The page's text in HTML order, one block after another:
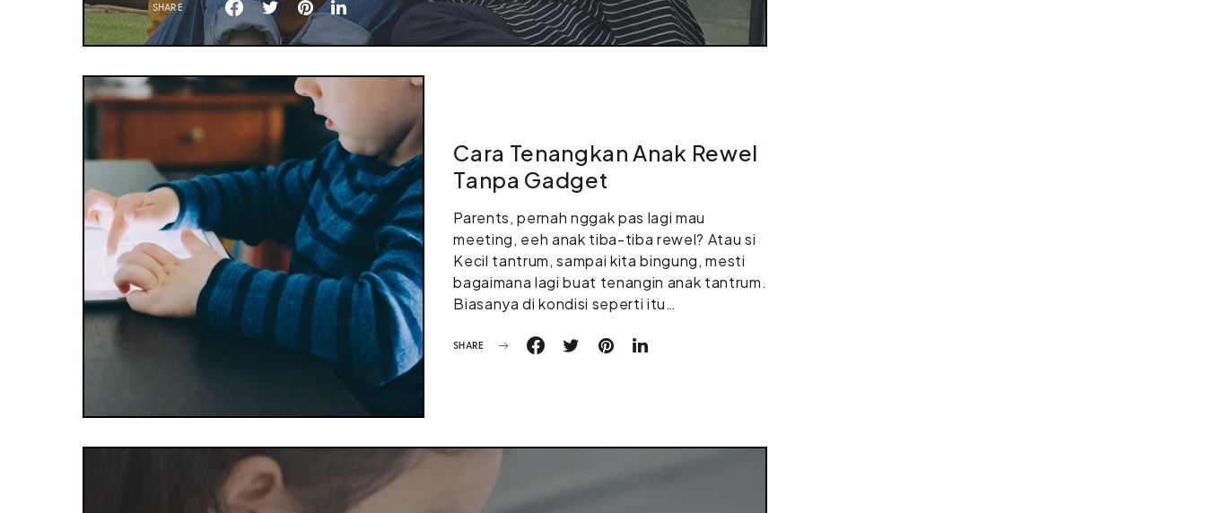
SHARE
Cara Tenangkan Anak Rewel
Tanpa Gadget
Parents, pernah nggak pas lagi mau
meeting, eeh anak tiba-tiba rewel? Atau si
Kecil tantrum, sampai kita bingung, mesti
bagaimana lagi buat tenangin anak tantrum.
Biasanya di kondisi seperti itu…
SHARE